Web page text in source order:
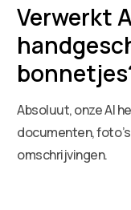
Verwerkt
Absoluut, onze AI
documenten,
omschrijvingen.